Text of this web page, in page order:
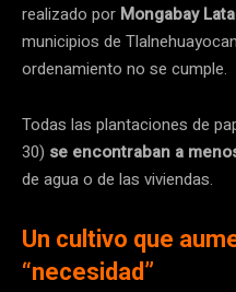
realizado por Mongabay
municipios de
ordenamiento no se cumple.
Todas las plantaciones de
30) se encontraban a
de agua o de las viviendas.
Un cultivo que
“necesidad”